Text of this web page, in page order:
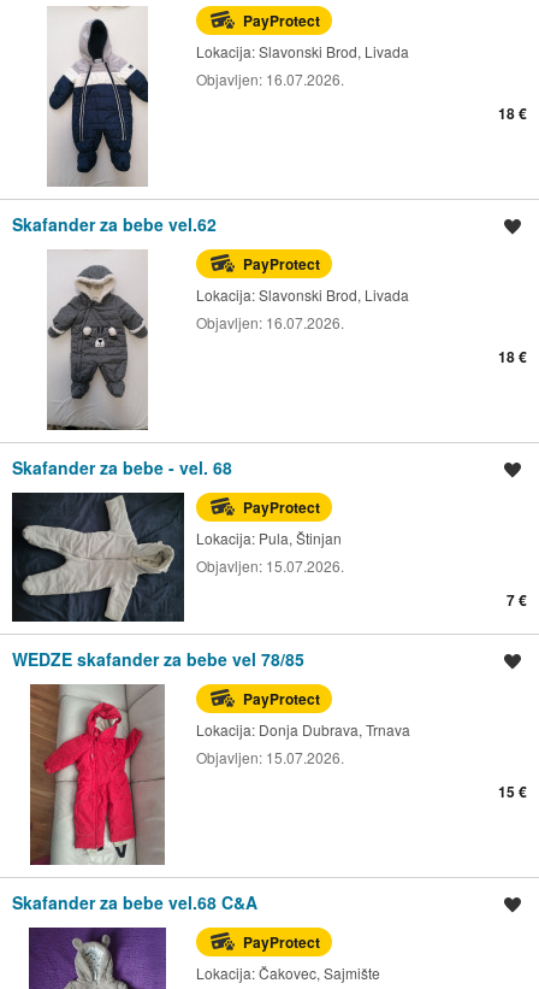
PayProtect
Lokacija:Slavonski Brod, Livada
Objavljen: 16.07.2026.
18 €
Skafander za bebe vel.62
PayProtect
Lokacija:Slavonski Brod, Livada
Objavljen: 16.07.2026.
18 €
Skafander za bebe - vel. 68
PayProtect
Lokacija: Pula, Štinjan
Objavljen: 15.07.2026.
7 €
WEDZE skafander za bebe vel 78/85
PayProtect
Lokacija: Donja Dubrava, Trnava
Objavljen: 15.07.2026.
15 €
Skafander za bebe vel.68 C&A
PayProtect
Lokacija:Čakovec, Sajmište